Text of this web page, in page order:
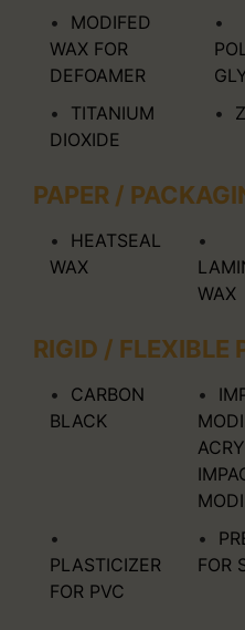
MODIFED
WAX FOR
DEFOAMER
TITANIUM
DIOXIDE
PAPER /
HEATSEAL
WAX
WAX
RIGID / FLEXIBLE
CARBON
BLACK
PLASTICIZER
FOR PVC
FOR